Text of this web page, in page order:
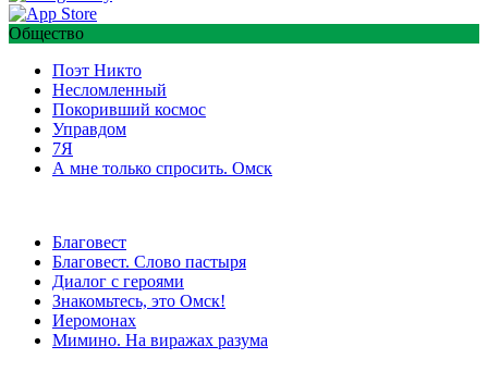
Общество
Поэт Никто
Несломленный
Покоривший космос
Управдом
7Я
А мне только спросить. Омск
Благовест
Благовест. Слово пастыря
Диалог с героями
Знакомьтесь, это Омск!
Иеромонах
Мимино. На виражах разума